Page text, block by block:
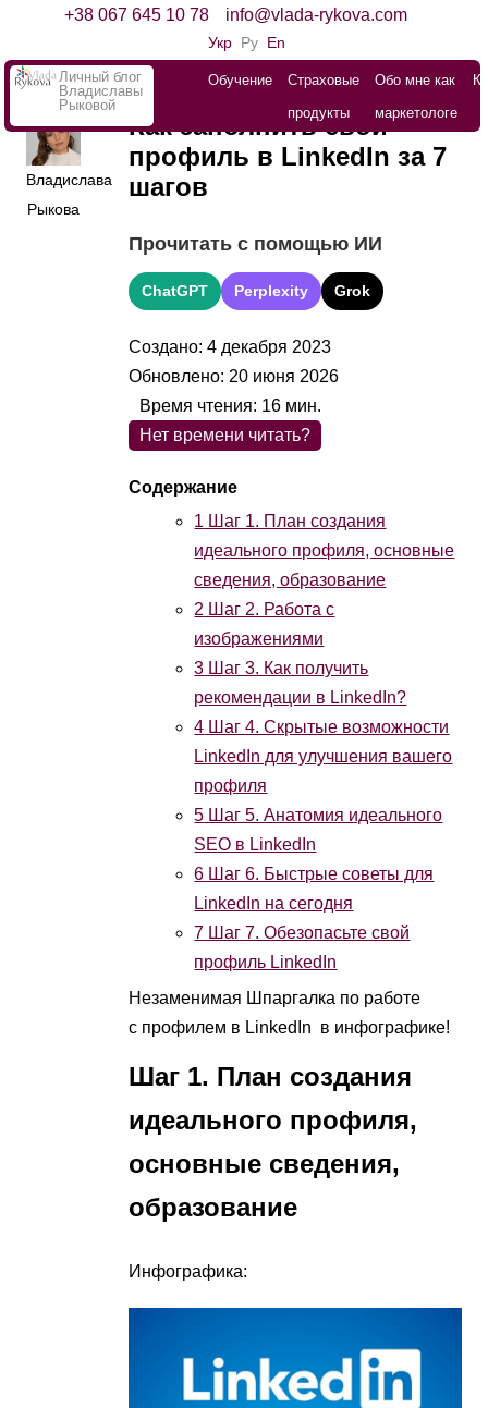
+38 067 645 10 78 info@vlada-rykova.com
Укр Ру En
Личный блог
Владиславы
Рыковой
Обучение
Страховые
продукты
Обо мне как
маркетологе
Владислава
Рыкова
Как заполнить свой
профиль в LinkedIn за 7
шагов
Прочитать с помощью ИИ
ChatGPT Perplexity Grok
Создано: 4 декабря 2023
Обновлено: 20 июня 2026
Нет времени читать?
1 Шаг 1. План создания
идеального профиля, основные
сведения, образование
2 Шаг 2. Работа с
изображениями
3 Шаг 3. Как получить
рекомендации в LinkedIn?
4 Шаг 4. Скрытые возможности
LinkedIn для улучшения вашего
профиля
5 Шаг 5. Анатомия идеального
SEO в LinkedIn
6 Шаг 6. Быстрые советы для
LinkedIn на сегодня
7 Шаг 7. Обезопасьте свой
профиль LinkedIn
Время чтения: 16 мин.
Незаменимая Шпаргалка по работе
с профилем в LinkedIn в инфографике!
Шаг 1. План создания
идеального профиля,
основные сведения,
образование
Инфографика: